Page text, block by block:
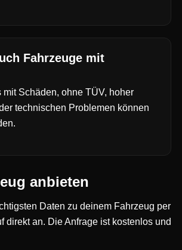
Fahrzeuge mit
mit Schäden, ohne TÜV, hoher
technischen Problemen können
anbieten
Daten zu deinem Fahrzeug per
direkt an. Die Anfrage ist kostenlos und